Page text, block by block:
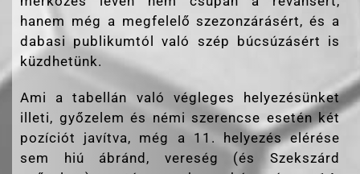
hanem még a megfelelő szezonzárásért, és a
dabasi publikumtól való szép búcsúzásért is
küzdhetünk.
Ami a tabellán való végleges helyezésünket
illeti, győzelem és némi szerencse esetén két
pozíciót javítva, még a 11. helyezés elérése
sem hiú ábránd, vereség (és Szekszárd